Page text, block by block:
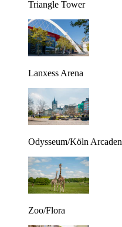
Triangle Tower
Lanxess Arena
Odysseum/Köln Arcaden
Zoo/Flora